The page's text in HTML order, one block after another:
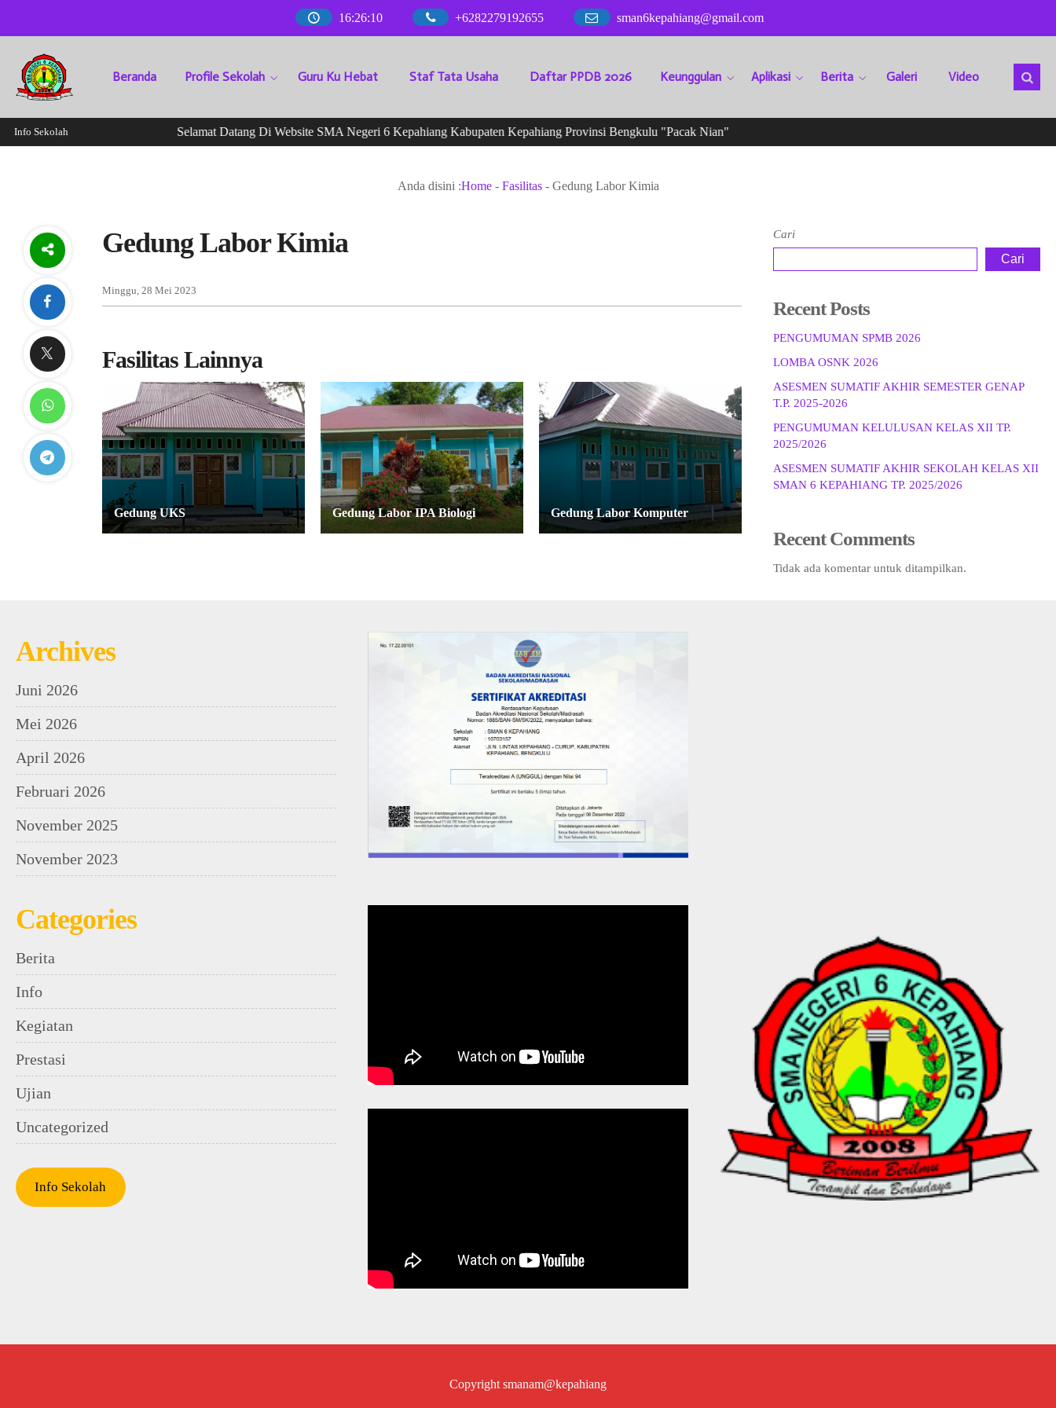
16:26:11 +6282279192655 sman6kepahiang@gmail.com
Beranda Profile Sekolah Guru Ku Hebat Staf Tata Usaha Daftar PPDB 2026 Keunggulan Aplikasi Berita Galeri Video
Info Sekolah Selamat Datang Di Website SMA Negeri 6 Kepahiang Kabupaten Kepahiang Provinsi Bengkulu "Pacak Nian"
Anda disini :Home- Fasilitas- Gedung Labor Kimia
Gedung Labor Kimia
Minggu, 28 Mei 2023
Fasilitas Lainnya
Gedung UKS Gedung Labor IPA Biologi Gedung Labor Komputer
Cari
Cari
Recent Posts
PENGUMUMAN SPMB 2026
LOMBA OSNK 2026
ASESMEN SUMATIF AKHIR SEMESTER GENAP
T.P. 2025-2026
PENGUMUMAN KELULUSAN KELAS XII TP.
2025/2026
ASESMEN SUMATIF AKHIR SEKOLAH KELAS XII
SMAN 6 KEPAHIANG TP. 2025/2026
Recent Comments
Tidak ada komentar untuk ditampilkan.
Archives
Juni 2026
Mei 2026
April 2026
Februari 2026
November 2025
November 2023
Categories
Berita
Info
Kegiatan
Prestasi
Ujian
Uncategorized
Info Sekolah
Copyright smanam@kepahiang